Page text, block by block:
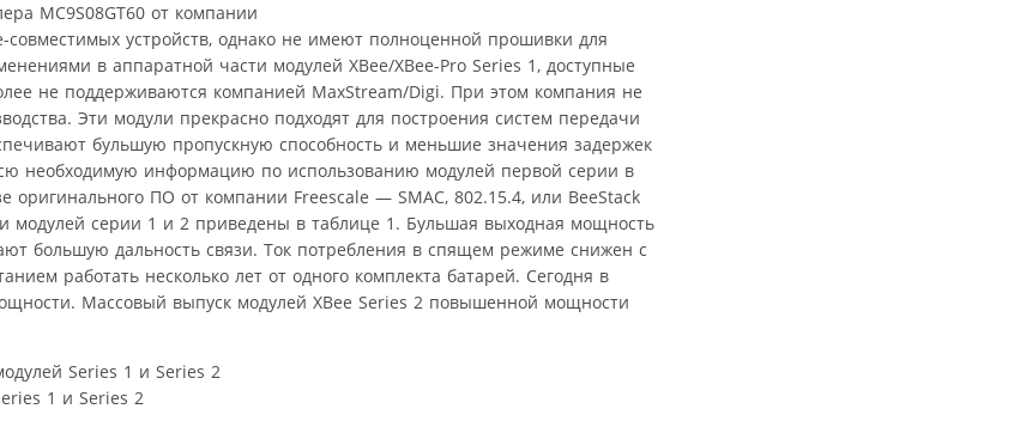
MC9S08GT60 от компании
устройств, однако не имеют полноценной прошивки для
в аппаратной части модулей XBee/XBee-Pro Series 1, доступные
не поддерживаются компанией MaxStream/Digi. При этом компания не
Эти модули прекрасно подходят для построения систем передачи
бульшую пропускную способность и меньшие значения задержек
необходимую информацию по использованию модулей первой серии в
оригинального ПО от компании Freescale — SMAC, 802.15.4, или BeeStack
модулей серии 1 и 2 приведены в таблице 1. Бульшая выходная мощность
большую дальность связи. Ток потребления в спящем режиме снижен с
работать несколько лет от одного комплекта батарей. Сегодня в
Массовый выпуск модулей XBee Series 2 повышенной мощности
Series 1 и Series 2